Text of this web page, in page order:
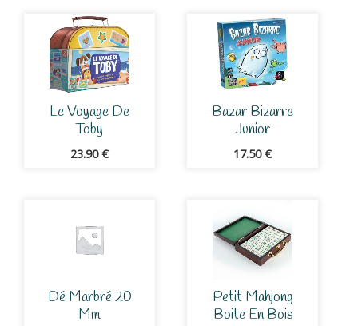
Le Voyage De
Toby
23.90€
Bazar Bizarre
Junior
17.50€
Dé Marbré 20
Mm
Petit Mahjong
Boite En Bois